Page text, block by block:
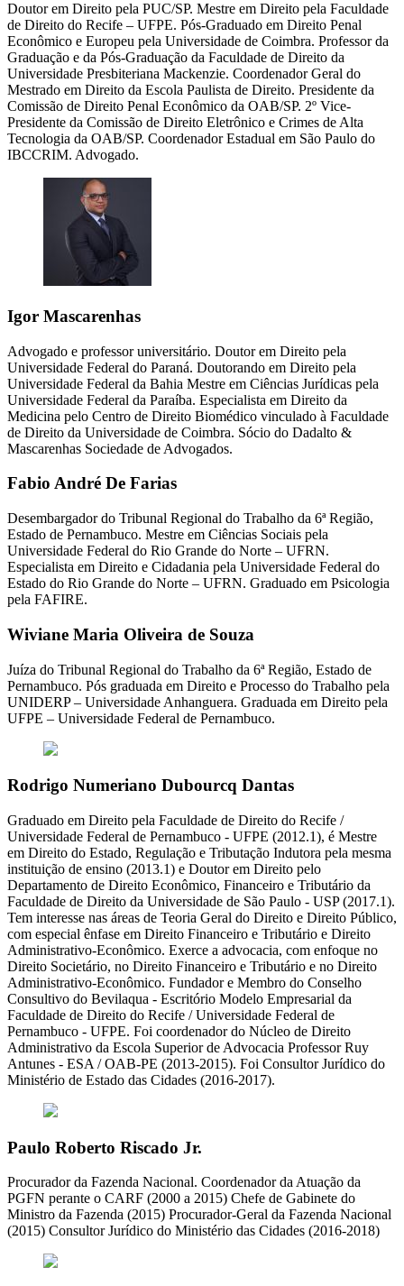
Doutor em Direito pela PUC/SP. Mestre em Direito pela Faculdade
de Direito do Recife – UFPE. Pós-Graduado em Direito Penal
Econômico e Europeu pela Universidade de Coimbra. Professor da
Graduação e da Pós-Graduação da Faculdade de Direito da
Universidade Presbiteriana Mackenzie. Coordenador Geral do
Mestrado em Direito da Escola Paulista de Direito. Presidente da
Comissão de Direito Penal Econômico da OAB/SP. 2º Vice-
Presidente da Comissão de Direito Eletrônico e Crimes de Alta
Tecnologia da OAB/SP. Coordenador Estadual em São Paulo do
IBCCRIM. Advogado.
Igor Mascarenhas
Advogado e professor universitário. Doutor em Direito pela
Universidade Federal do Paraná. Doutorando em Direito pela
Universidade Federal da Bahia Mestre em Ciências Jurídicas pela
Universidade Federal da Paraíba. Especialista em Direito da
Medicina pelo Centro de Direito Biomédico vinculado à Faculdade
de Direito da Universidade de Coimbra. Sócio do Dadalto &
Mascarenhas Sociedade de Advogados.
Fabio André De Farias
Desembargador do Tribunal Regional do Trabalho da 6ª Região,
Estado de Pernambuco. Mestre em Ciências Sociais pela
Universidade Federal do Rio Grande do Norte – UFRN.
Especialista em Direito e Cidadania pela Universidade Federal do
Estado do Rio Grande do Norte – UFRN. Graduado em Psicologia
pela FAFIRE.
Wiviane Maria Oliveira de Souza
Juíza do Tribunal Regional do Trabalho da 6ª Região, Estado de
Pernambuco. Pós graduada em Direito e Processo do Trabalho pela
UNIDERP – Universidade Anhanguera. Graduada em Direito pela
UFPE – Universidade Federal de Pernambuco.
Rodrigo Numeriano Dubourcq Dantas
Graduado em Direito pela Faculdade de Direito do Recife /
Universidade Federal de Pernambuco - UFPE (2012.1), é Mestre
em Direito do Estado, Regulação e Tributação Indutora pela mesma
instituição de ensino (2013.1) e Doutor em Direito pelo
Departamento de Direito Econômico, Financeiro e Tributário da
Faculdade de Direito da Universidade de São Paulo - USP (2017.1).
Tem interesse nas áreas de Teoria Geral do Direito e Direito Público,
com especial ênfase em Direito Financeiro e Tributário e Direito
Administrativo-Econômico. Exerce a advocacia, com enfoque no
Direito Societário, no Direito Financeiro e Tributário e no Direito
Administrativo-Econômico. Fundador e Membro do Conselho
Consultivo do Bevilaqua - Escritório Modelo Empresarial da
Faculdade de Direito do Recife / Universidade Federal de
Pernambuco - UFPE. Foi coordenador do Núcleo de Direito
Administrativo da Escola Superior de Advocacia Professor Ruy
Antunes - ESA / OAB-PE (2013-2015). Foi Consultor Jurídico do
Ministério de Estado das Cidades (2016-2017).
Paulo Roberto Riscado Jr.
Procurador da Fazenda Nacional. Coordenador da Atuação da
PGFN perante o CARF (2000 a 2015) Chefe de Gabinete do
Ministro da Fazenda (2015) Procurador-Geral da Fazenda Nacional
(2015) Consultor Jurídico do Ministério das Cidades (2016-2018)